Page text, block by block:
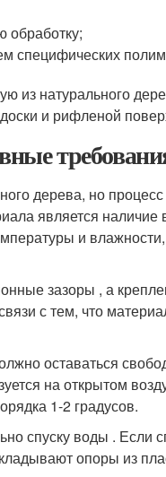
обработку;
специфических
из натурального
и рифленой
дерева, но процесс
является наличие
и
зазоры , а
с тем, что
оставаться
на открытом
1-2 градусов.
спуску воды . Если
опоры из